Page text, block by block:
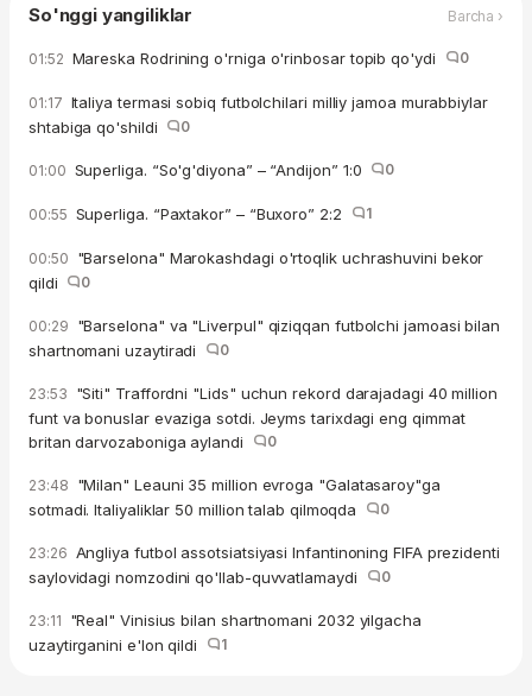
So'nggi yangiliklar Barcha ›
01:52 Mareska Rodrining o'rniga o'rinbosar topib qo'ydi 0
01:17 Italiya termasi sobiq futbolchilari milliy jamoa murabbiylar
shtabiga qo'shildi
0
01:00 Superliga. “So'g'diyona” – “Andijon” 1:0 0
00:55 Superliga. “Paxtakor” – “Buxoro” 2:2 1
00:50 "Barselona" Marokashdagi o'rtoqlik uchrashuvini bekor
qildi
0
00:29 "Barselona" va "Liverpul" qiziqqan futbolchi jamoasi bilan
shartnomani uzaytiradi
0
23:53 "Siti" Traffordni "Lids" uchun rekord darajadagi 40 million
funt va bonuslar evaziga sotdi. Jeyms tarixdagi eng qimmat
britan darvozaboniga aylandi
0
23:48 "Milan" Leauni 35 million evroga "Galatasaroy"ga
sotmadi. Italiyaliklar 50 million talab qilmoqda
0
23:26 Angliya futbol assotsiatsiyasi Infantinoning FIFA prezidenti
saylovidagi nomzodini qo'llab-quvvatlamaydi
0
23:11 "Real" Vinisius bilan shartnomani 2032 yilgacha
uzaytirganini e'lon qildi
1